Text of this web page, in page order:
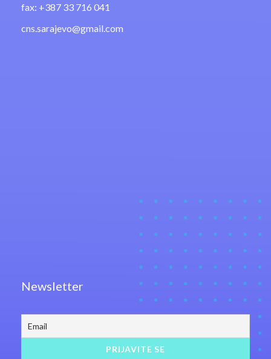
fax: +387 33 716 041
cns.sarajevo@gmail.com
Newsletter